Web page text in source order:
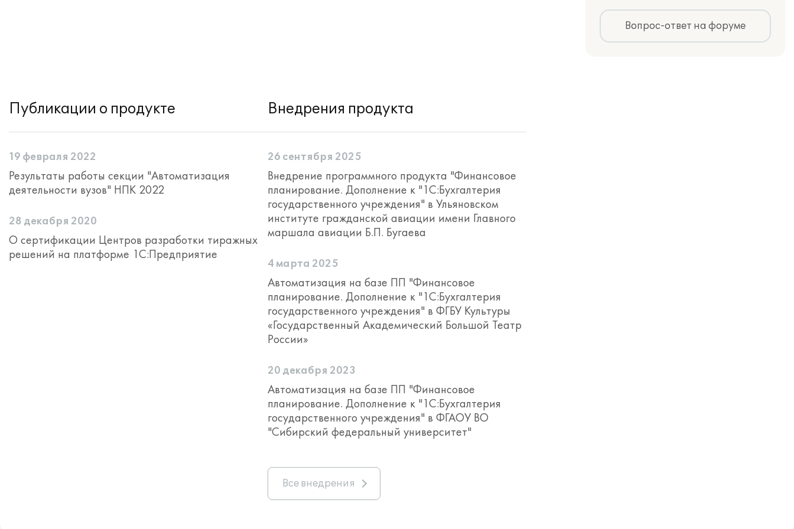
Вопрос-ответ на форуме
Публикации о продукте
19 февраля 2022
Результаты работы секции "Автоматизация
деятельности вузов" НПК 2022
28 декабря 2020
О сертификации Центров разработки тиражных
решений на платформе 1С:Предприятие
Внедрения продукта
26 сентября 2025
Внедрение программного продукта "Финансовое
планирование. Дополнение к "1С:Бухгалтерия
государственного учреждения" в Ульяновском
институте гражданской авиации имени Главного
маршала авиации Б.П. Бугаева
4 марта 2025
Автоматизация на базе ПП "Финансовое
планирование. Дополнение к "1С:Бухгалтерия
государственного учреждения" в ФГБУ Культуры
«Государственный Академический Большой Театр
России»
20 декабря 2023
Автоматизация на базе ПП "Финансовое
планирование. Дополнение к "1С:Бухгалтерия
государственного учреждения" в ФГАОУ ВО
"Сибирский федеральный университет"
Все внедрения